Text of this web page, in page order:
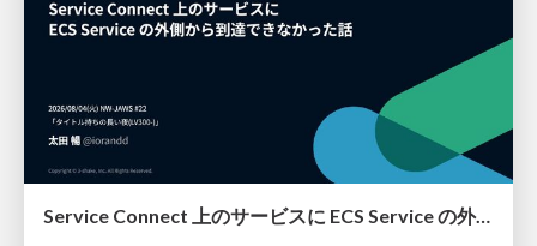
Service Connect 上のサービスに ECS Service の外側から到達できなかった話